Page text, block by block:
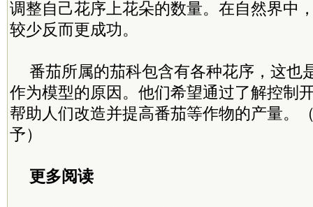
调整自己花序上花朵的数量。在自然界中
较少反而更成功。
番茄所属的茄科包含有各种花序，这也
作为模型的原因。他们希望通过了解控制
帮助人们改造并提高番茄等作物的产量。
予）
更多阅读